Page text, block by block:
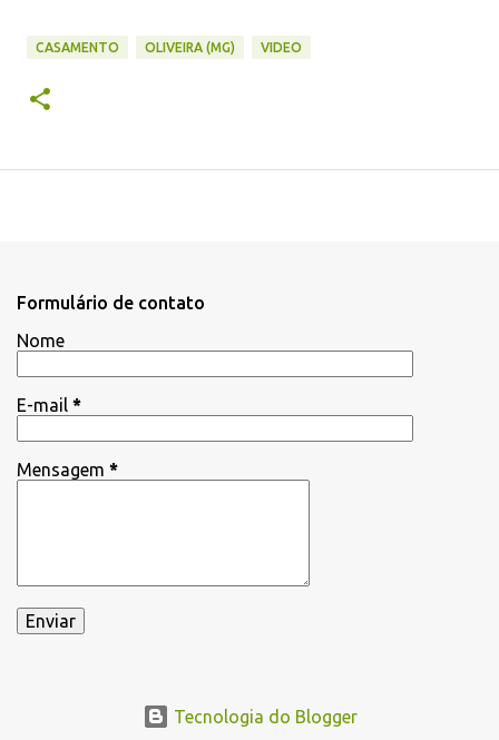
CASAMENTO OLIVEIRA (MG) VIDEO
Formulário de contato
Nome
E-mail *
Mensagem *
Tecnologia do Blogger